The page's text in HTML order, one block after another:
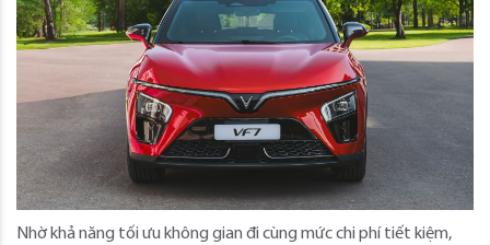
Nhờ khả năng tối ưu không gian đi cùng mức chi phí tiết kiệm,